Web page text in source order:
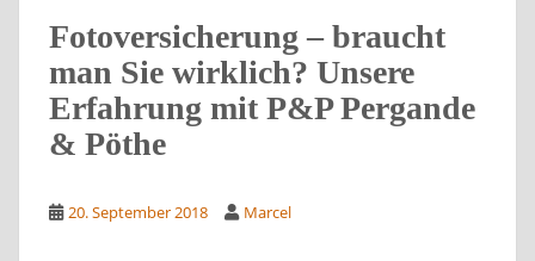
Fotoversicherung – braucht
man Sie wirklich? Unsere
Erfahrung mit P&P Pergande
& Pöthe
20. September 2018 Marcel